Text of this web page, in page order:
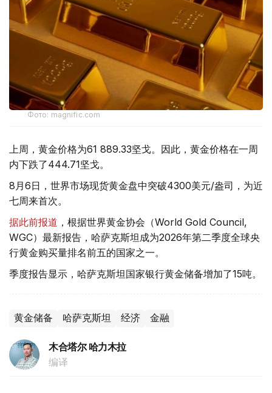
Фото: magnific.com
上周，黄金价格为61 889.33坚戈。因此，黄金价格在一周
内下跌了444.71坚戈。
8月6日，世界市场现货黄金盘中突破4300美元/盎司，为近
七周来首次。
据此前报道 ，根据世界黄金协会（World Gold Council,
WGC）最新报告，哈萨克斯坦成为2026年第二季度全球央
行黄金购买量排名前五的国家之一。
季度报告显示，哈萨克斯坦国家银行黄金储备增加了15吨。
黄金储备 哈萨克斯坦 经济 金融
木合塔尔 哈力木拉
编译